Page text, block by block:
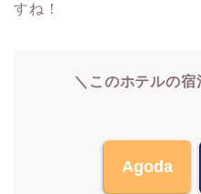
すね！
＼このホテルの宿
Agoda